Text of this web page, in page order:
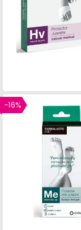
-16%